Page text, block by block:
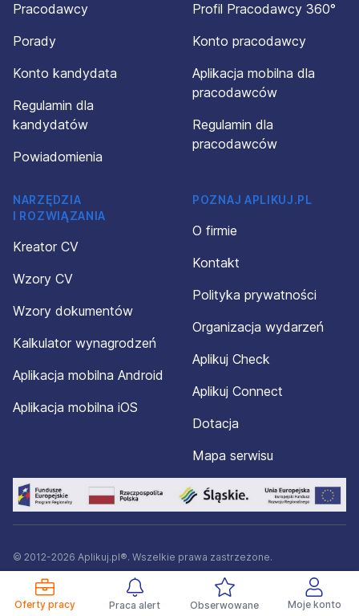
Oferty pracy Praca alert Obserwowane Moje konto
Pracodawcy
Porady
Konto kandydata
Regulamin dla
kandydatów
Powiadomienia
Profil Pracodawcy 360°
Konto pracodawcy
Aplikacja mobilna dla
pracodawców
Regulamin dla
pracodawców
NARZĘDZIA
I ROZWIĄZANIA
Kreator CV
Wzory CV
Wzory dokumentów
Kalkulator wynagrodzeń
Aplikacja mobilna Android
Aplikacja mobilna iOS
POZNAJ APLIKUJ.PL
O firmie
Kontakt
Polityka prywatności
Organizacja wydarzeń
Aplikuj Check
Aplikuj Connect
Dotacja
Mapa serwisu
© 2012-2026 Aplikuj.pl®. Wszelkie prawa zastrzeżone.